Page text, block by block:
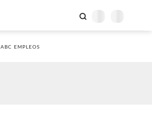
ABC EMPLEOS